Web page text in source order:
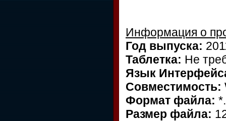
Информация о
Год выпуска:
Таблетка: Не
Язык
Совместимость:
Формат файла:
Размер файла: